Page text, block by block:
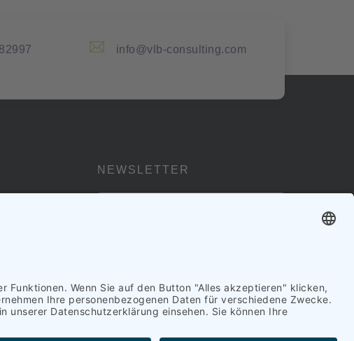
info@vlb-consulting.com
NEWSLETTER